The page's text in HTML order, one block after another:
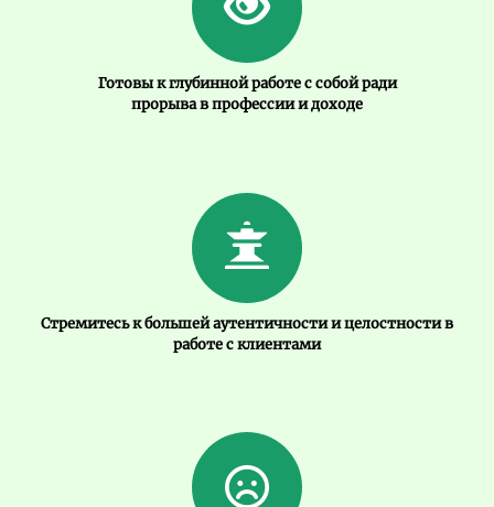
Готовы к глубинной работе с собой ради
прорыва в профессии и доходе
Стремитесь к большей аутентичности и целостности в
работе с клиентами